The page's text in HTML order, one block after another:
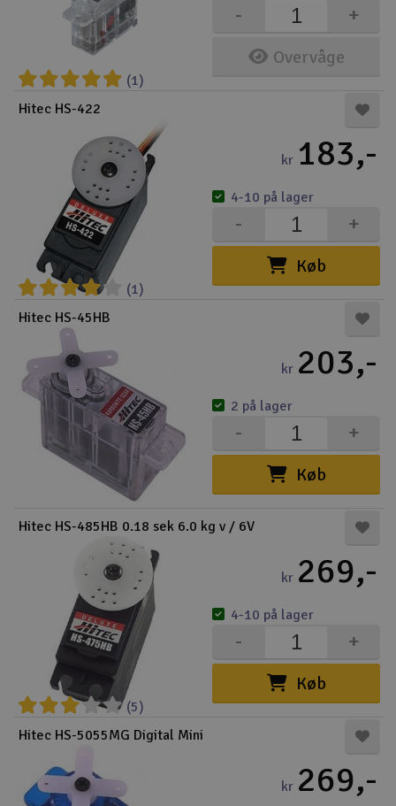
(1)
Overvåge
+
-
Hitec HS-422
(1)
kr 183,-
Køb
+
-
4-10 på lager
Hitec HS-45HB
kr 203,-
Køb
+
-
2 på lager
Hitec HS-485HB 0.18 sek 6.0 kg v / 6V
(5)
kr 269,-
Køb
+
-
4-10 på lager
Hitec HS-5055MG Digital Mini
kr 269,-